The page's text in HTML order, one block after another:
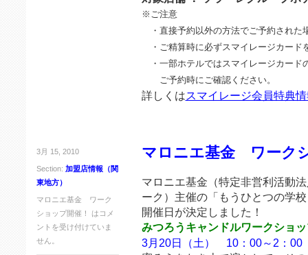
※ご注意
・直接予約以外の方法でご予約された
・ご精算時に必ずスマイレージカード
・一部ホテルではスマイレージカード
ご予約時にご確認ください。
詳しくはスマイレージ会員特典
3月 15, 2010
Section: 加盟店情報（関
東地方）
マロニエ基金 ワーク
ショップ開催！ は コメ
ントを受け付けていま
せん。
マロニエ基金 ワーク
マロニエ基金（特定非営利活動
ーク）主催の「もうひとつの学
開催日が決定しました！
みつろうキャンドルワークショ
3月20日（土） 10：00～2：00